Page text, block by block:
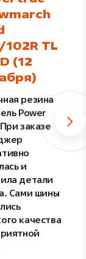
TL
(12
резина
Power
заказе
и
детали
Сами шины
качества